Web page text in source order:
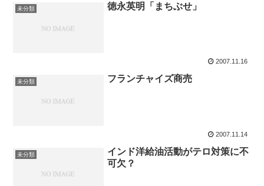
未分類 徳永英明「まちぶせ」
2007.11.16
未分類 フランチャイズ商売
2007.11.14
未分類
インド洋給油活動がテロ対策に不
可欠？